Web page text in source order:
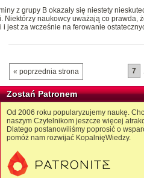
z grupy B okazały się niestety
Niektórzy naukowcy uważają co prawda,
i jest za wcześnie na ferowanie
« poprzednia strona 7
Zostań Patronem
Od 2006 roku popularyzujemy naukę.
naszym Czytelnikom jeszcze więcej
Dlatego postanowiliśmy poprosić o
pomóż nam rozwijać KopalnięWiedzy.